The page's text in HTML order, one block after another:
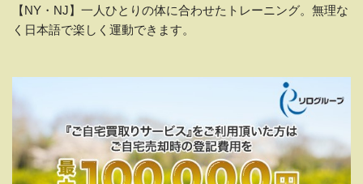
【NY・NJ】一人ひとりの体に合わせたトレーニング。無理な
く日本語で楽しく運動できます。